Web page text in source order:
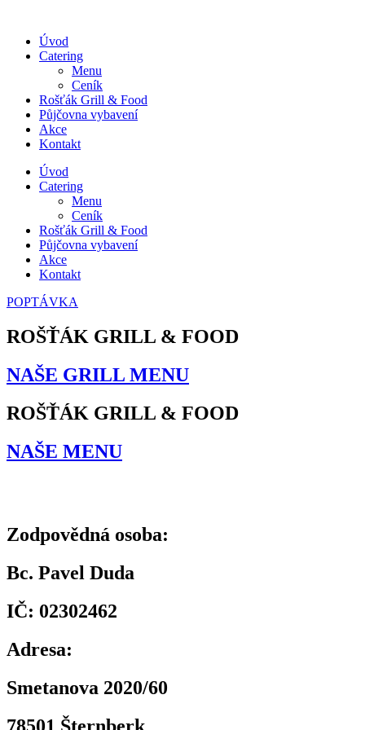
Úvod
Catering
Menu
Ceník
Rošťák Grill & Food
Půjčovna vybavení
Akce
Kontakt
Úvod
Catering
Menu
Ceník
Rošťák Grill & Food
Půjčovna vybavení
Akce
Kontakt
POPTÁVKA
ROŠŤÁK GRILL & FOOD
NAŠE GRILL MENU
ROŠŤÁK GRILL & FOOD
NAŠE MENU
Zodpovědná osoba:
Bc. Pavel Duda
IČ: 02302462
Adresa:
Smetanova 2020/60